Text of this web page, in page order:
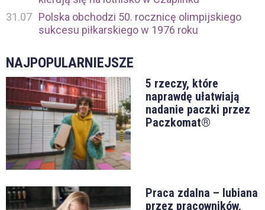
31.07 Polska obchodzi 50. rocznicę olimpijskiego
sukcesu piłkarskiego w 1976 roku
NAJPOPULARNIEJSZE
5 rzeczy, które
naprawdę ułatwiają
nadanie paczki przez
Paczkomat®
Praca zdalna – lubiana
przez pracowników,